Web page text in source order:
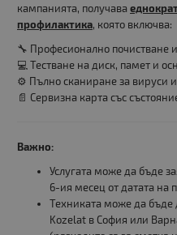
кампанията, получава
профилактика, която включва:
🔧 Професионално почистване
💻 Тестване на диск, памет и
⚙️ Пълно сканиране за вируси
📄 Сервизна карта със
Важно:
Услугата може да бъде
6-ия месец от датата на
Техниката може да бъде
Kozelat в София или